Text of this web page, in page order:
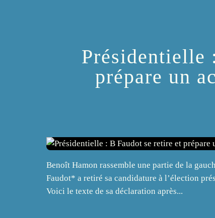
Présidentielle
prépare un
Benoît Hamon rassemble une partie de la
Faudot* a retiré sa candidature à l’élection
Voici le texte de sa déclaration après...